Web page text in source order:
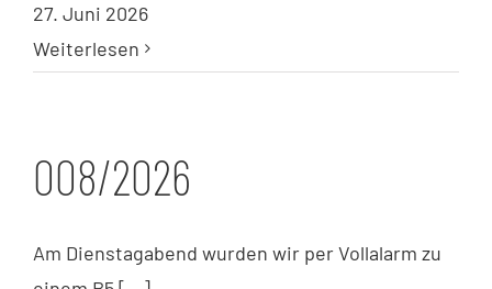
27. Juni 2026
Weiterlesen
008/2026
Am Dienstagabend wurden wir per Vollalarm zu